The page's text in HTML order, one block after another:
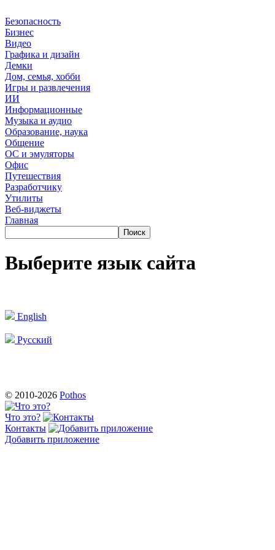
Безопасность
Бизнес
Видео
Графика и дизайн
Демки
Дом, семья, хобби
Игры и развлечения
ИИ
Информационные
Музыка и аудио
Образование, наука
Общение
ОС и эмуляторы
Офис
Путешествия
Разработчику
Утилиты
Веб-виджеты
Главная
Выберите язык сайта
English
Русский
© 2010-2026 Pothos
Что это?
Контакты
Добавить приложение